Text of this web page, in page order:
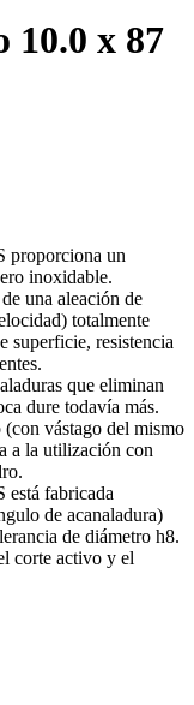
10.0 x 87
proporciona un
inoxidable.
una aleación de
totalmente
superficie, resistencia
que eliminan
dure todavía más.
vástago del mismo
a la utilización con
está fabricada
de acanaladura)
de diámetro h8.
corte activo y el